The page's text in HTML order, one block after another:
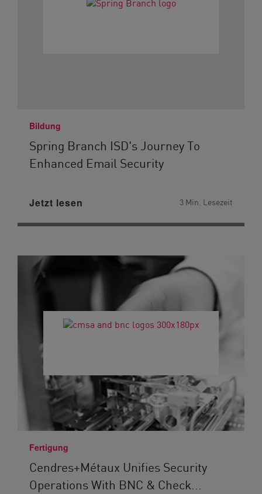
Bildung
Spring Branch ISD's Journey To
Enhanced Email Security
Jetzt lesen 3 Min. Lesezeit
Fertigung
Cendres+Métaux Unifies Security
Operations With BNC & Check...